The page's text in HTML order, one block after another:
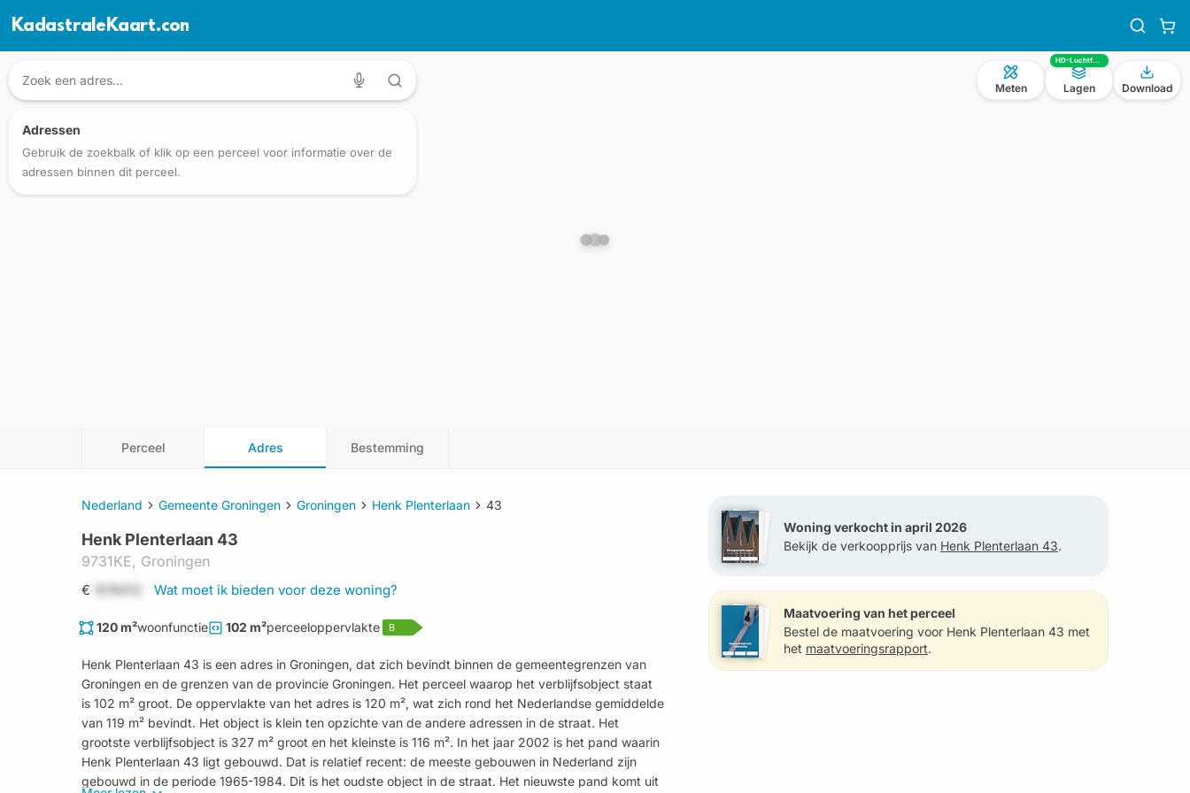
KadastraleKaart.com
Adressen
Gebruik de zoekbalk of klik op een perceel voor informatie over de
adressen binnen dit perceel.
Meten
HD-Luchtfoto
Lagen Download
Perceel Adres Bestemming
Nederland Gemeente Groningen Groningen Henk Plenterlaan 43
Henk Plenterlaan 43
9731KE, Groningen
€ 1519312 Wat moet ik bieden voor deze woning?
120 m²woonfunctie 102 m²perceeloppervlakte B
Henk Plenterlaan 43 is een adres in Groningen, dat zich bevindt binnen de gemeentegrenzen van
Groningen en de grenzen van de provincie Groningen. Het perceel waarop het verblijfsobject staat
is 102 m² groot. De oppervlakte van het adres is 120 m², wat zich rond het Nederlandse gemiddelde
van 119 m² bevindt. Het object is klein ten opzichte van de andere adressen in de straat. Het
grootste verblijfsobject is 327 m² groot en het kleinste is 116 m². In het jaar 2002 is het pand waarin
Henk Plenterlaan 43 ligt gebouwd. Dat is relatief recent: de meeste gebouwen in Nederland zijn
gebouwd in de periode 1965-1984. Dit is het oudste object in de straat. Het nieuwste pand komt uit
Woning verkocht in april 2026
Bekijk de verkoopprijs van Henk Plenterlaan 43.
Maatvoering van het perceel
Bestel de maatvoering voor Henk Plenterlaan 43 met
het maatvoeringsrapport.